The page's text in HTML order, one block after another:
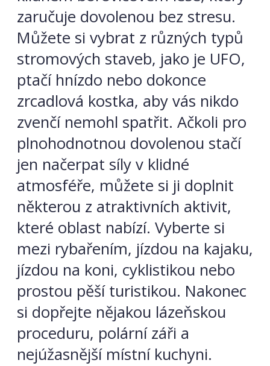
zaručuje dovolenou bez stresu.
Můžete si vybrat z různých typů
stromových staveb, jako je UFO,
ptačí hnízdo nebo dokonce
zrcadlová kostka, aby vás nikdo
zvenčí nemohl spatřit. Ačkoli pro
plnohodnotnou dovolenou stačí
jen načerpat síly v klidné
atmosféře, můžete si ji doplnit
některou z atraktivních aktivit,
které oblast nabízí. Vyberte si
mezi rybařením, jízdou na kajaku,
jízdou na koni, cyklistikou nebo
prostou pěší turistikou. Nakonec
si dopřejte nějakou lázeňskou
proceduru, polární záři a
nejúžasnější místní kuchyni.